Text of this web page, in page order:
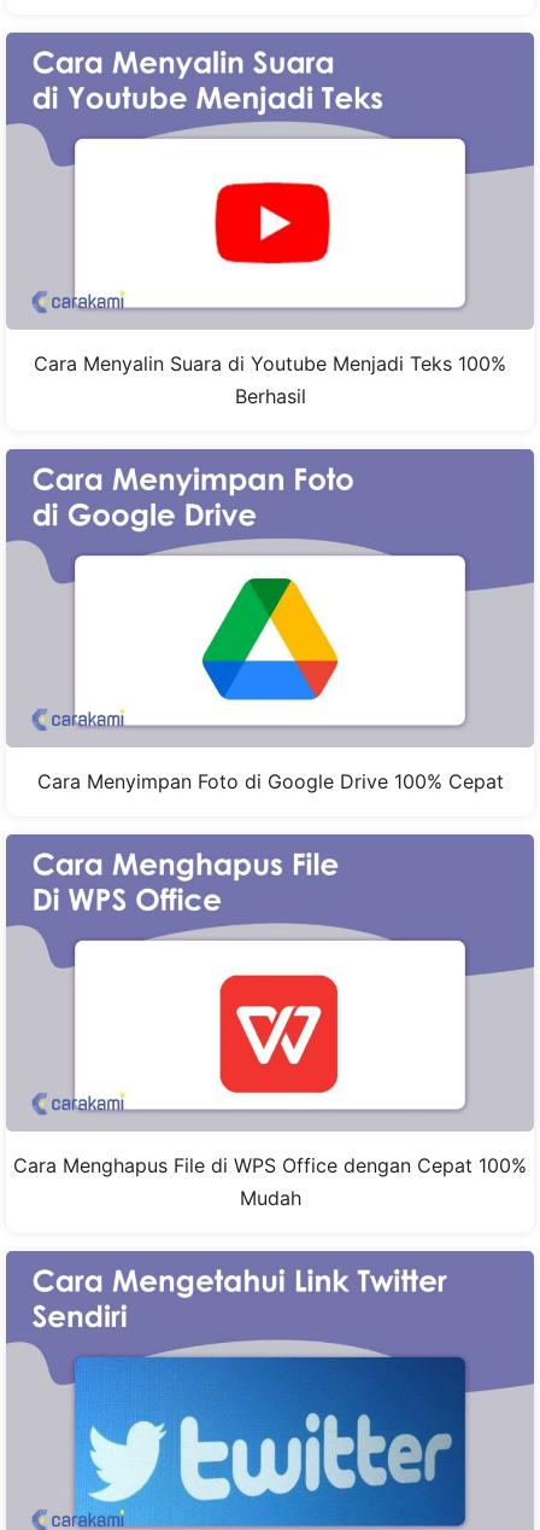
Cara Menyalin Suara di Youtube Menjadi Teks 100%
Berhasil
Cara Menyimpan Foto di Google Drive 100% Cepat
Cara Menghapus File di WPS Office dengan Cepat 100%
Mudah